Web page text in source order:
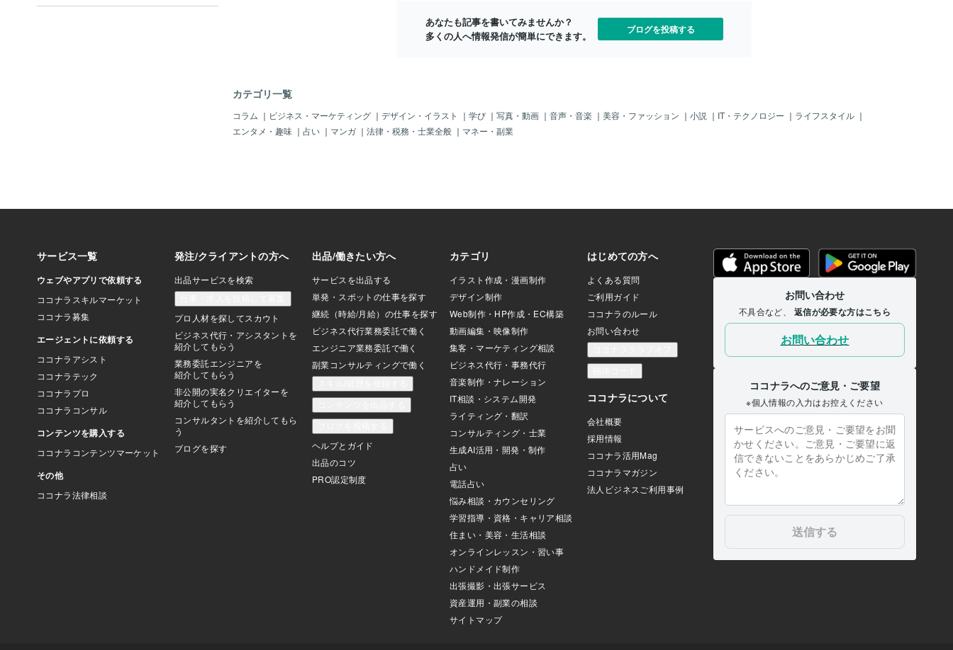
飾ってある花になる。 とても不思議で
す。 本当に、ちょこちょこっと花や葉っ
ぱの位置を変えるだけ。 まるで、マジッ
クのよう。 私と先生では、何が違うの
か。 経験はもちろんですが、一番違うポ
レビを見ていても、キャスターの後ろの
花の生け方を、自分の中に取り入れよう
としていらっしゃる。 全ては、私たちに
教えて下さるた
あなたも記事を書いてみませんか？
多くの人へ情報発信が簡単にできます。
ブログを投稿する
カテゴリ一覧
コラム ｜ ビジネス・マーケティング ｜ デザイン・イラスト ｜ 学び ｜ 写真・動画 ｜ 音声・音楽 ｜ 美容・ファッション ｜ 小説 ｜ IT・テクノロジー ｜ ライフスタイル ｜
エンタメ・趣味 ｜ 占い ｜ マンガ ｜ 法律・税務・士業全般 ｜ マネー・副業